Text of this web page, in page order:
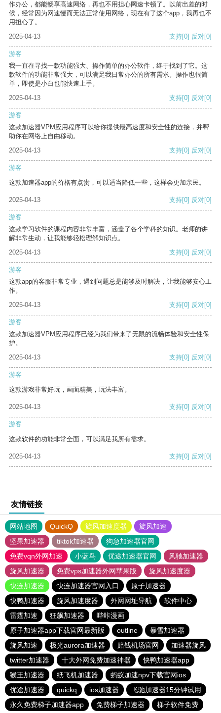
作办公，都能畅享高速网络，再也不用担心网速卡顿了。以前出差的时
候，经常因为网速慢而无法正常使用网络，现在有了这个app，我再也不
用担心了。
2025-04-13
支持[0] 反对[0]
游客
我一直在寻找一款功能强大、操作简单的办公软件，终于找到了它。这
款软件的功能非常强大，可以满足我日常办公的所有需求。操作也很简
单，即使是小白也能快速上手。
2025-04-13
支持[0] 反对[0]
游客
这款加速器VPM应用程序可以给你提供最高速度和安全性的连接，并帮
助你在网络上自由移动。
2025-04-13
支持[0] 反对[0]
游客
这款加速器app的价格有点贵，可以适当降低一些，这样会更加亲民。
2025-04-13 支持[0] 反对[0]
游客
这款学习软件的课程内容非常丰富，涵盖了各个学科的知识。老师的讲
解非常生动，让我能够轻松理解知识点。
2025-04-13
支持[0] 反对[0]
游客
这款app的客服非常专业，遇到问题总是能够及时解决，让我能够安心工
作。
2025-04-13
支持[0] 反对[0]
游客
这款加速器VPM应用程序已经为我们带来了无限的流畅体验和安全性保
护。
2025-04-13
支持[0] 反对[0]
游客
这款游戏非常好玩，画面精美，玩法丰富。
2025-04-13 支持[0] 反对[0]
游客
这款软件的功能非常全面，可以满足我所有需求。
2025-04-13 支持[0] 反对[0]
友情链接
网站地图 QuickQ 旋风加速度器
旋风加速
坚果加速器
tiktok加速器
狗急加速器官网
免费vqn外网加速
小蓝鸟 优途加速器官网
风驰加速器
旋风加速器
免费vps加速器外网苹果版
旋风加速度器
快连加速器
快连加速器官网入口
原子加速器
快鸭加速器
旋风加速度器 外网网址导航
软件中心
雷霆加速
狂飙加速器
哔咔漫画
原子加速器app下载官网最新版
outline
暴雪加速器
旋风加速
极光aurora加速器 赔钱机场官网
加速器旋风
twitter加速器
十大外网免费加速神器
快鸭加速器app
猴王加速器
纸飞机加速器
蚂蚁加速npv下载官网ios
优途加速器
quickq ios加速器
飞驰加速器15分钟试用
永久免费梯子加速器app
免费梯子加速器 梯子软件免费